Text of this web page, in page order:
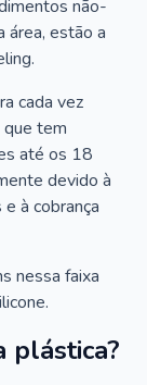
não-
área, estão a
cada vez
tem
até os 18
devido à
à cobrança
nessa faixa
plástica?